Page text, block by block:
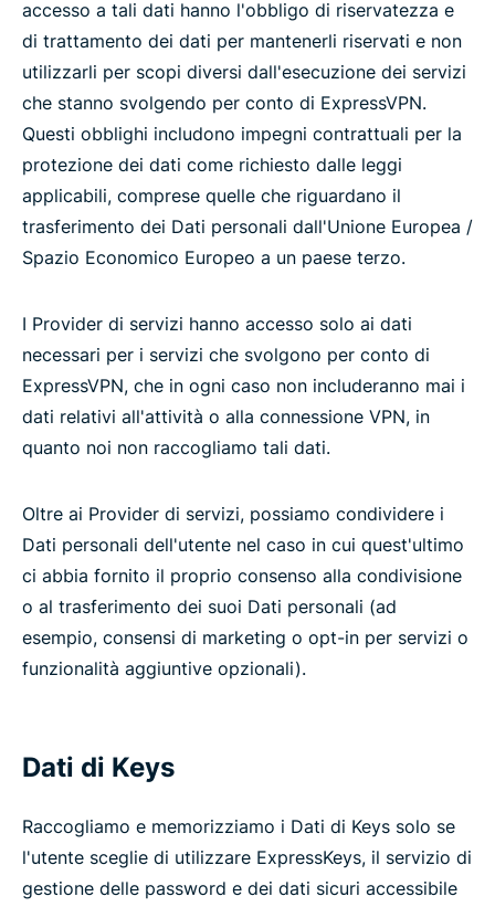
accesso a tali dati hanno l'obbligo di riservatezza e
di trattamento dei dati per mantenerli riservati e non
utilizzarli per scopi diversi dall'esecuzione dei servizi
che stanno svolgendo per conto di ExpressVPN.
Questi obblighi includono impegni contrattuali per la
protezione dei dati come richiesto dalle leggi
applicabili, comprese quelle che riguardano il
trasferimento dei Dati personali dall'Unione Europea /
Spazio Economico Europeo a un paese terzo.
I Provider di servizi hanno accesso solo ai dati
necessari per i servizi che svolgono per conto di
ExpressVPN, che in ogni caso non includeranno mai i
dati relativi all'attività o alla connessione VPN, in
quanto noi non raccogliamo tali dati.
Oltre ai Provider di servizi, possiamo condividere i
Dati personali dell'utente nel caso in cui quest'ultimo
ci abbia fornito il proprio consenso alla condivisione
o al trasferimento dei suoi Dati personali (ad
esempio, consensi di marketing o opt-in per servizi o
funzionalità aggiuntive opzionali).
Dati di Keys
Raccogliamo e memorizziamo i Dati di Keys solo se
l'utente sceglie di utilizzare ExpressKeys, il servizio di
gestione delle password e dei dati sicuri accessibile